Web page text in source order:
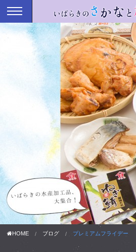
HOME ブログ プレミアムフライデー